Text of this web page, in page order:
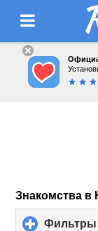
Знакомства в
Фильтры